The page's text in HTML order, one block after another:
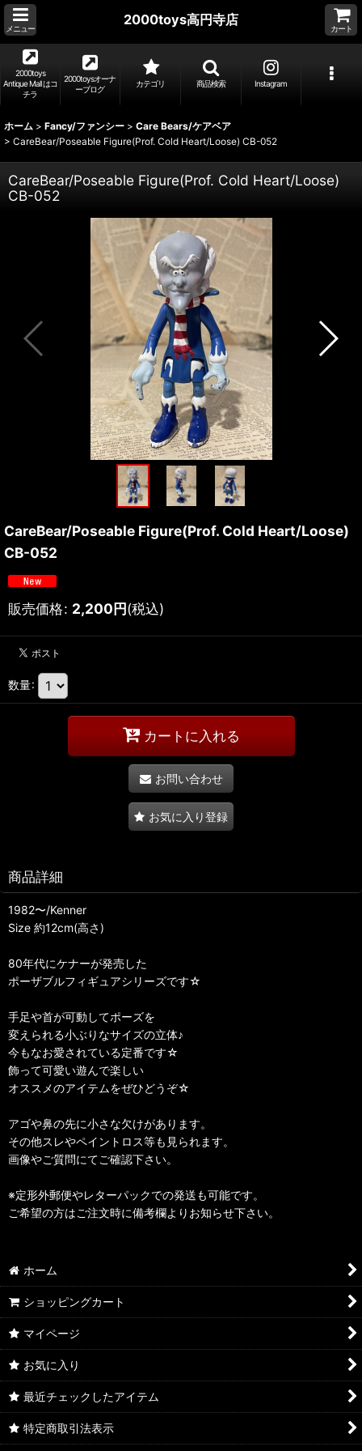
メニュー
2000toys高円寺店
カート
2000toys
Antique Mall はコ
チラ
2000toysオーナ
ーブログ
カテゴリ 商品検索 Instagram
ホーム > Fancy/ファンシー > Care Bears/ケアベア
> CareBear/Poseable Figure(Prof. Cold Heart/Loose) CB-052
CareBear/Poseable Figure(Prof. Cold Heart/Loose)
CB-052
CareBear/Poseable Figure(Prof. Cold Heart/Loose)
CB-052
販売価格: 2,200円(税込)
数量:
カートに入れる
お問い合わせ
お気に入り登録
商品詳細
1982〜/Kenner
Size 約12cm(高さ)
80年代にケナーが発売した
ポーザブルフィギュアシリーズです☆
手足や首が可動してポーズを
変えられる小ぶりなサイズの立体♪
今もなお愛されている定番です☆
飾って可愛い遊んで楽しい
オススメのアイテムをぜひどうぞ☆
アゴや鼻の先に小さな欠けがあります。
その他スレやペイントロス等も見られます。
画像やご質問にてご確認下さい。
※定形外郵便やレターパックでの発送も可能です。
ご希望の方はご注文時に備考欄よりお知らせ下さい。
ホーム
ショッピングカート
マイページ
お気に入り
最近チェックしたアイテム
特定商取引法表示